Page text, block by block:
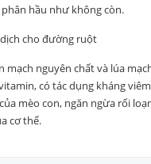
hầu như không còn.
cho đường ruột
mạch nguyên chất và lúa
có tác dụng kháng
mèo con, ngăn ngừa rối
cơ thể.